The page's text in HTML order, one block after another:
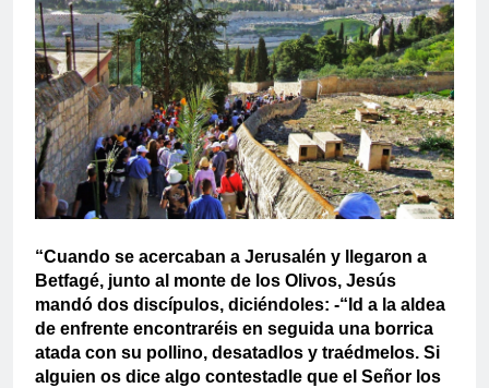
“Cuando se acercaban a Jerusalén y llegaron a
Betfagé, junto al monte de los Olivos, Jesús
mandó dos discípulos, diciéndoles: -“Id a la aldea
de enfrente encontraréis en seguida una borrica
atada con su pollino, desatadlos y traédmelos. Si
alguien os dice algo contestadle que el Señor los